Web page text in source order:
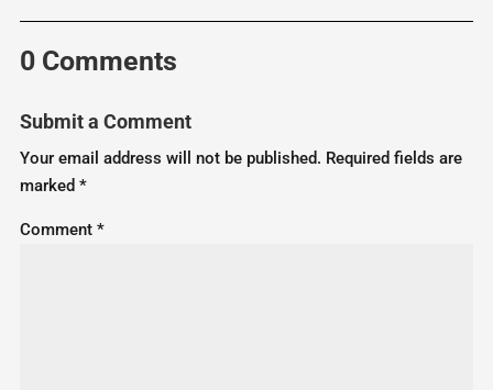
0 Comments
Submit a Comment
Your email address will not be published. Required fields are
marked *
Comment *